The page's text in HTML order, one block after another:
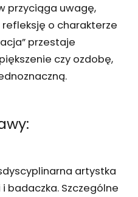
przyciąga uwagę,
o charakterze
przestaje
czy ozdobę,
artystka
badaczka. Szczególne